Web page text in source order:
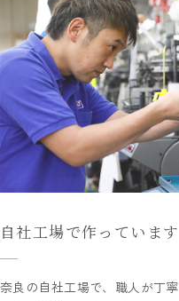
自社工場で作っています
奈良の自社工場で、職人が丁